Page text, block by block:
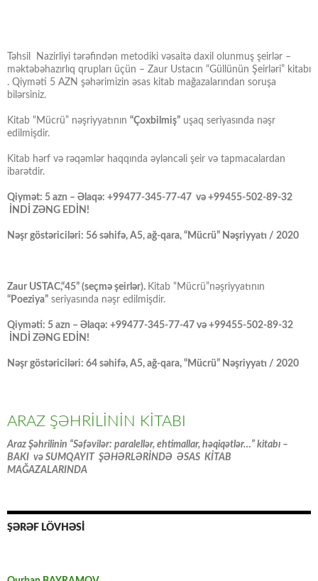
Təhsil Nazirliyi tərəfindən metodiki vəsaitə daxil olunmuş şeirlər –
məktəbəhazırlıq qrupları üçün – Zaur Ustacın “Güllünün Şeirləri” kitabı
. Qiyməti 5 AZN şəhərimizin əsas kitab mağazalarından soruşa
bilərsiniz.
Kitab “Mücrü” nəşriyyatının “Çoxbilmiş” uşaq seriyasında nəşr
edilmişdir.
Kitab hərf və rəqəmlər haqqında əyləncəli şeir və tapmacalardan
ibarətdir.
Qiymət: 5 azn – Əlaqə: +99477-345-77-47 və +99455-502-89-32
İNDİ ZƏNG EDİN!
Nəşr göstəriciləri: 56 səhifə, A5, ağ-qara, “Mücrü” Nəşriyyatı / 2020
Zaur USTAC,“45” (seçmə şeirlər). Kitab “Mücrü”nəşriyyatının
“Poeziya” seriyasında nəşr edilmişdir.
Qiyməti: 5 azn – Əlaqə: +99477-345-77-47 və +99455-502-89-32
İNDİ ZƏNG EDİN!
Nəşr göstəriciləri: 64 səhifə, A5, ağ-qara, “Mücrü” Nəşriyyatı / 2020
ARAZ ŞƏHRİLİNİN KİTABI
Araz Şəhrilinin “Səfəvilər: paralellər, ehtimallar, həqiqətlər…” kitabı –
BAKI və SUMQAYIT ŞƏHƏRLƏRİNDƏ ƏSAS KİTAB
MAĞAZALARINDA
ŞƏRƏF LÖVHƏSİ